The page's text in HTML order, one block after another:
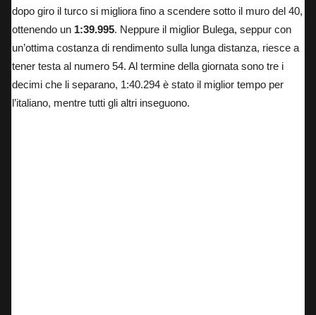
dopo giro il turco si migliora fino a scendere sotto il muro del 40,
ottenendo un 1:39.995. Neppure il miglior Bulega, seppur con
un’ottima costanza di rendimento sulla lunga distanza, riesce a
tener testa al numero 54. Al termine della giornata sono tre i
decimi che li separano, 1:40.294 è stato il miglior tempo per
l’italiano, mentre tutti gli altri inseguono.